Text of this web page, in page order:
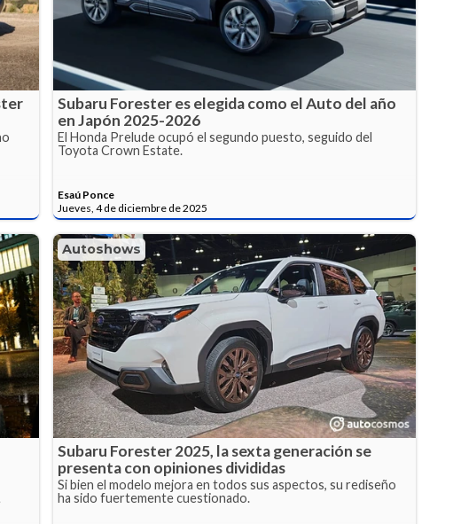
Subaru Forester es elegida como el Auto del año
en Japón 2025-2026
El Honda Prelude ocupó el segundo puesto, seguido del
Toyota Crown Estate.
Esaú Ponce
Jueves, 4 de diciembre de 2025
Autoshows
Subaru Forester 2025, la sexta generación se
presenta con opiniones divididas
Si bien el modelo mejora en todos sus aspectos, su rediseño
ha sido fuertemente cuestionado.